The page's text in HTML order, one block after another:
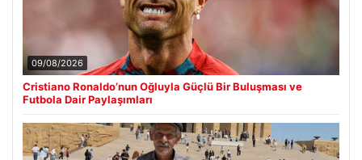
09/08/2026
Cristiano Ronaldo’nun Oğluyla Güçlü Bir Buluşması ve
Futbola Dair Paylaşımları